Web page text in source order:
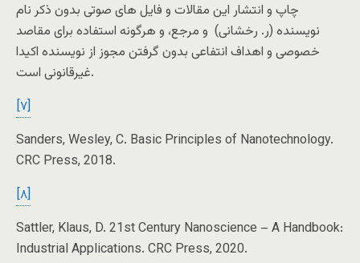
چاپ و انتشار این مقالات و فایل‌ های صوتی بدون ذکر نام
نویسنده (ر. رخشانی) و مرجع، و هرگونه استفاده برای مقاصد
خصوصی و اهداف انتفاعی بدون گرفتن مجوز از نویسنده اکیدا
غیرقانونی است.
[۷]
Sanders, Wesley, C. Basic Principles of Nanotechnology.
CRC Press, 2018.
[۸]
Sattler, Klaus, D. 21st Century Nanoscience – A Handbook:
Industrial Applications. CRC Press, 2020.